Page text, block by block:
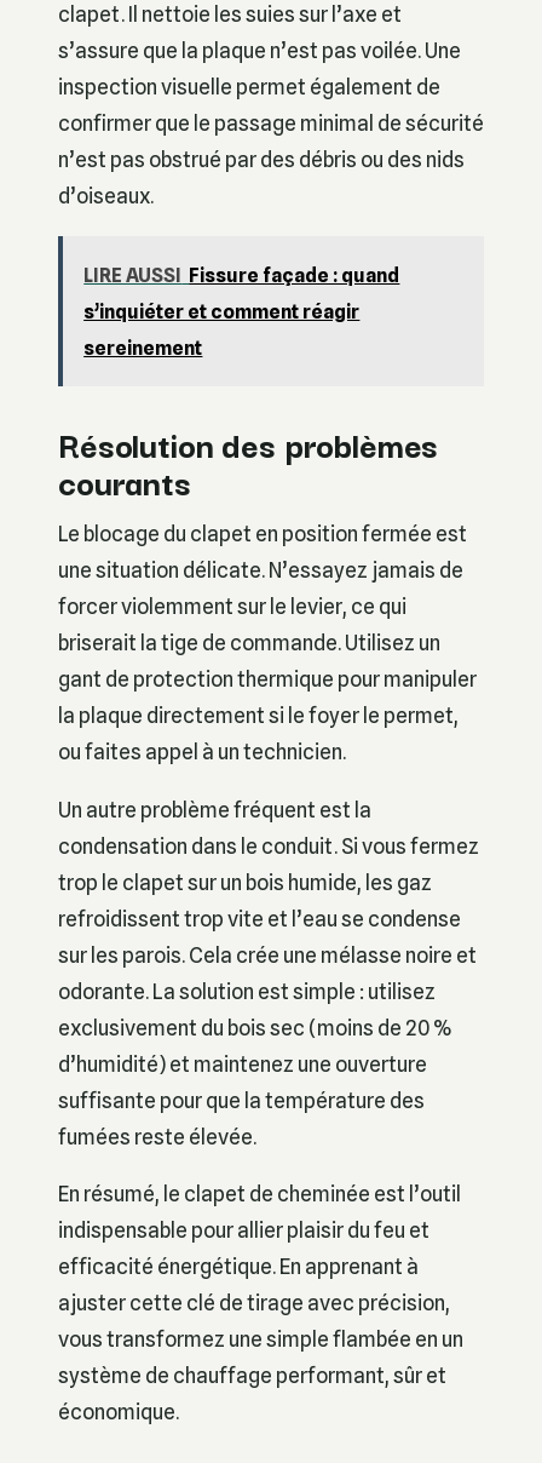
clapet. Il nettoie les suies sur l’axe et
s’assure que la plaque n’est pas voilée. Une
inspection visuelle permet également de
confirmer que le passage minimal de sécurité
n’est pas obstrué par des débris ou des nids
d’oiseaux.
LIRE AUSSI Fissure façade : quand
s’inquiéter et comment réagir
sereinement
Résolution des problèmes
courants
Le blocage du clapet en position fermée est
une situation délicate. N’essayez jamais de
forcer violemment sur le levier, ce qui
briserait la tige de commande. Utilisez un
gant de protection thermique pour manipuler
la plaque directement si le foyer le permet,
ou faites appel à un technicien.
Un autre problème fréquent est la
condensation dans le conduit. Si vous fermez
trop le clapet sur un bois humide, les gaz
refroidissent trop vite et l’eau se condense
sur les parois. Cela crée une mélasse noire et
odorante. La solution est simple : utilisez
exclusivement du bois sec (moins de 20 %
d’humidité) et maintenez une ouverture
suffisante pour que la température des
fumées reste élevée.
En résumé, le clapet de cheminée est l’outil
indispensable pour allier plaisir du feu et
efficacité énergétique. En apprenant à
ajuster cette clé de tirage avec précision,
vous transformez une simple flambée en un
système de chauffage performant, sûr et
économique.